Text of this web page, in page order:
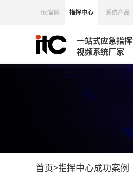
itc官网 指挥中心 系统产品
一站式应急指
视频系统厂家
首页>指挥中心成功案例